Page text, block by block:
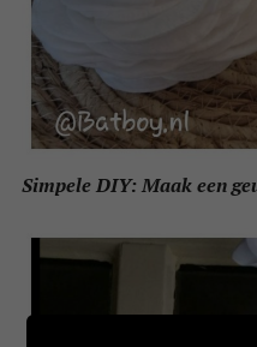
Simpele DIY: Maak een